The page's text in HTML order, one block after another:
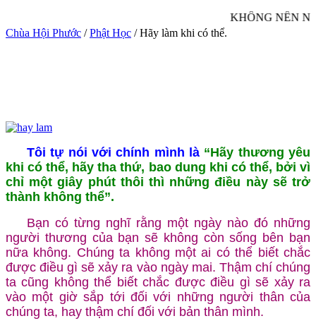
KHÔNG NÊN
Chùa Hội Phước / Phật Học / Hãy làm khi có thể.
Tôi tự nói với chính mình là “Hãy thương yêu
khi có thể, hãy tha thứ, bao dung khi có thể, bởi vì
chỉ một giây phút thôi thì những điều này sẽ trở
thành không thể”.
Bạn có từng nghĩ rằng một ngày nào đó những
người thương của bạn sẽ không còn sống bên bạn
nữa không. Chúng ta không một ai có thể biết chắc
được điều gì sẽ xảy ra vào ngày mai. Thậm chí chúng
ta cũng không thể biết chắc được điều gì sẽ xảy ra
vào một giờ sắp tới đối với những người thân của
chúng ta, hay thậm chí đối với bản thân mình.